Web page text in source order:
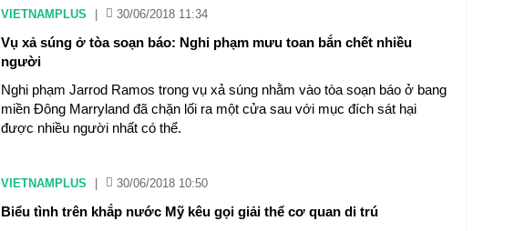
VIETNAMPLUS 30/06/2018 11:34
Vụ xả súng ở tòa soạn báo: Nghi phạm mưu toan bắn chết nhiều
người
Nghi phạm Jarrod Ramos trong vụ xả súng nhằm vào tòa soạn báo ở bang
miền Đông Marryland đã chặn lối ra một cửa sau với mục đích sát hại
được nhiều người nhất có thể.
VIETNAMPLUS 30/06/2018 10:50
Biểu tình trên khắp nước Mỹ kêu gọi giải thể cơ quan di trú